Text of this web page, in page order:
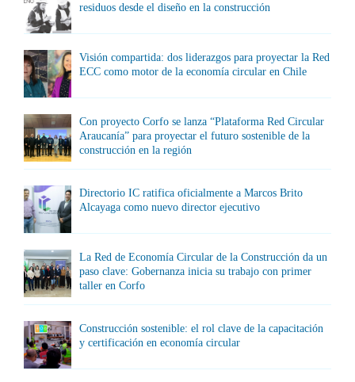
residuos desde el diseño en la construcción
Visión compartida: dos liderazgos para proyectar la Red
ECC como motor de la economía circular en Chile
Con proyecto Corfo se lanza “Plataforma Red Circular
Araucanía” para proyectar el futuro sostenible de la
construcción en la región
Directorio IC ratifica oficialmente a Marcos Brito
Alcayaga como nuevo director ejecutivo
La Red de Economía Circular de la Construcción da un
paso clave: Gobernanza inicia su trabajo con primer
taller en Corfo
Construcción sostenible: el rol clave de la capacitación
y certificación en economía circular